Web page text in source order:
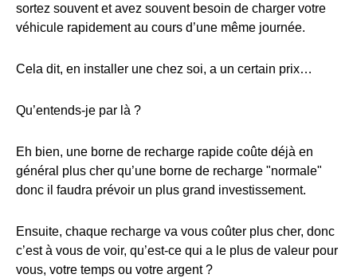
sortez souvent et avez souvent besoin de charger votre
véhicule rapidement au cours d’une même journée.
Cela dit, en installer une chez soi, a un certain prix…
Qu’entends-je par là ?
Eh bien, une borne de recharge rapide coûte déjà en
général plus cher qu’une borne de recharge "normale"
donc il faudra prévoir un plus grand investissement.
Ensuite, chaque recharge va vous coûter plus cher, donc
c’est à vous de voir, qu’est-ce qui a le plus de valeur pour
vous, votre temps ou votre argent ?